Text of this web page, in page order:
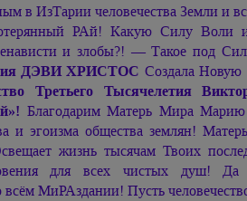
в ИзТарии человечества Земли
РАй! Какую Силу
ненависти и злобы?! — Такое
ДЭВИ ХРИСТОС Создала Новую
Третьего Тысячелетия
Благодарим Матерь Мира
и эгоизма общества землян!
жизнь тысячам Твоих
для всех чистых душ! Да
всём МиРАздании! Пусть